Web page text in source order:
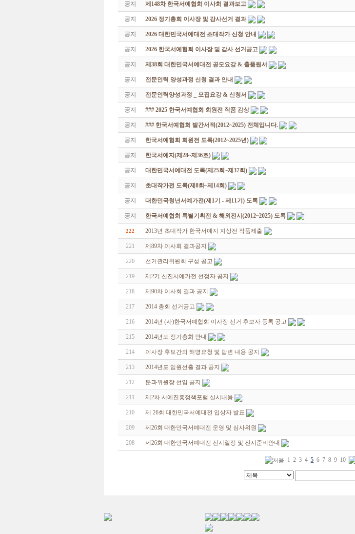
공지 제148차 한국서예협회 이사회 결과보고
공지 2026 정기총회 이사장 및 감사선거 결과
공지 2026 대한민국서예대전 초대작가 신청 안내
공지 2026 한국서예협회 이사장 및 감사 선거공고
공지 제38회 대한민국서예대전 공모요강 & 출품원서
공지 전문인력 양성과정 신청 결과 안내
공지 전문인력양성과정 _ 모집요강 & 신청서
공지 ### 2025 한국서예협회 회원전 작품 감상
공지 ### 한국서예협회 발간서적(2012~2025) 전체입니다.
공지 한국서예협회 회원전 도록(2012~2025년)
공지 한국서예지(제28~제36호)
공지 대한민국서예대전 도록(제25회~제37회)
공지 초대작가전 도록(제8회~제14회)
공지 대한민국청년서예가전(제1기 - 제11기) 도록
공지 한국서예협회 특별기획전 & 해외전시(2012~2025) 도록
222 2013년 초대작가 한국서예지 지상전 작품제출
221 제89차 이사회 결과공지
220 선거관리위원회 구성 공고
219 제2기 신진서예가전 선정자 공지
218 제90차 이사회 결과 공지
217 2014 총회 선거공고
216 2014년 (사)한국서예협회 이사장 선거 후보자 등록 공고
215 2014년도 정기총회 안내
214 이사장 후보간의 해명요청 및 답변 내용 공지
213 2014년도 임원선출 결과 공지
212 분과위원장 선임 공지
211 제2차 서예진흥정책포럼 실시내용
210 제 26회 대한민국서예대전 입상자 발표
209 제26회 대한민국서예대전 운영 및 심사위원
208 제26회 대한민국서예대전 전시일정 및 전시준비안내
1 2 3 4 5 6 7 8 9 10